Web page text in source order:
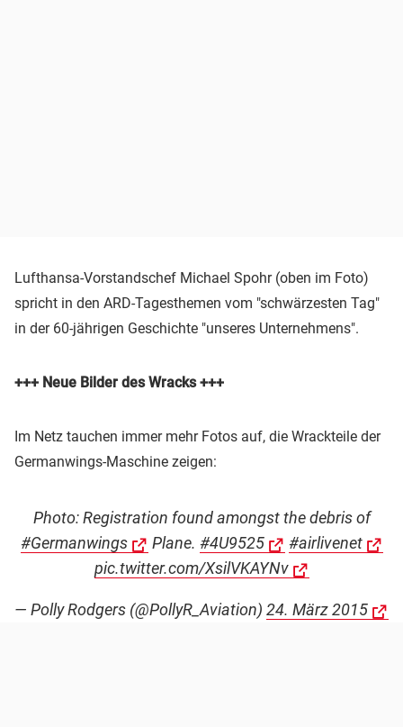
Lufthansa-Vorstandschef Michael Spohr (oben im Foto)
spricht in den ARD-Tagesthemen vom "schwärzesten Tag"
in der 60-jährigen Geschichte "unseres Unternehmens".
+++ Neue Bilder des Wracks +++
Im Netz tauchen immer mehr Fotos auf, die Wrackteile der
Germanwings-Maschine zeigen:
Photo: Registration found amongst the debris of
#Germanwings
Plane. #4U9525
#airlivenet
pic.twitter.com/XsilVKAYNv
— Polly Rodgers (@PollyR_Aviation) 24. März 2015